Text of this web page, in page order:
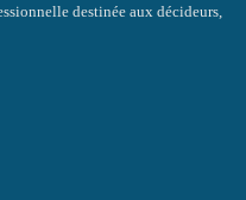
destinée aux décideurs,